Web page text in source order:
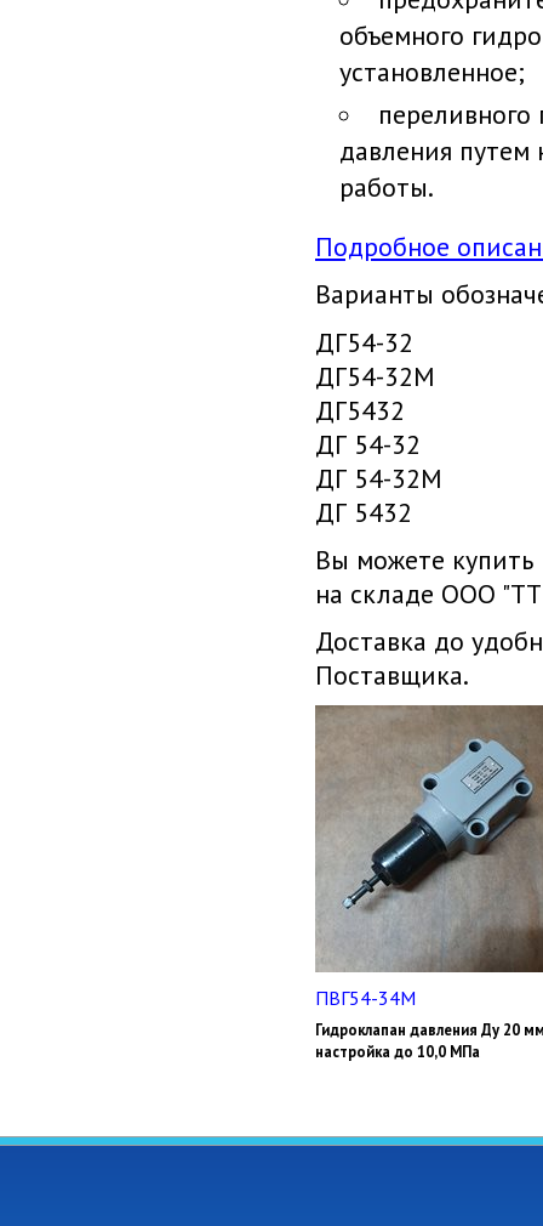
объемного
установленное;
давления путем
работы.
Подробное
Варианты
ДГ54-32
ДГ54-32М
ДГ5432
ДГ 54-32
ДГ 54-32М
ДГ 5432
Вы можете
на складе ООО
Доставка до
Поставщика.
ПВГ54-34М
Гидроклапан давления Ду 20
настройка до 10,0 МПа